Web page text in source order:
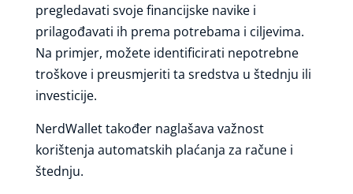
pregledavati svoje financijske navike i
prilagođavati ih prema potrebama i ciljevima.
Na primjer, možete identificirati nepotrebne
troškove i preusmjeriti ta sredstva u štednju ili
investicije.
NerdWallet također naglašava važnost
korištenja automatskih plaćanja za račune i
štednju.